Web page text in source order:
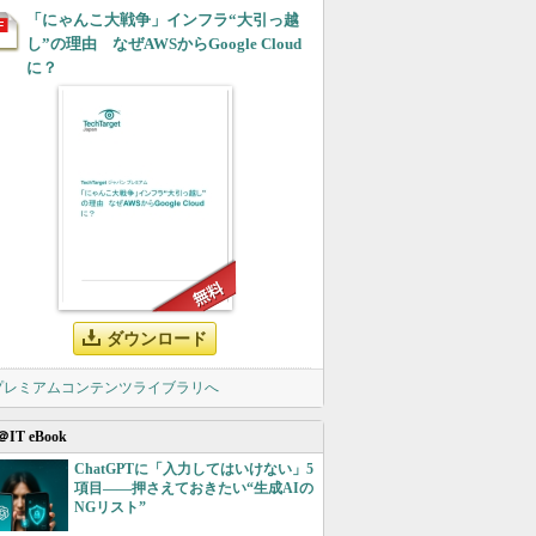
「にゃんこ大戦争」インフラ“大引っ越
し”の理由 なぜAWSからGoogle Cloud
に？
ダウンロード
レミアムコンテンツライブラリへ
IT eBook
ChatGPTに「入力してはいけない」5
項目――押さえておきたい“生成AIの
NGリスト”